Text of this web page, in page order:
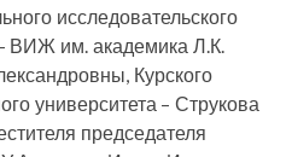
исследовательского
ВИЖ им. академика Л.К.
Курского
университета – Струкова
председателя